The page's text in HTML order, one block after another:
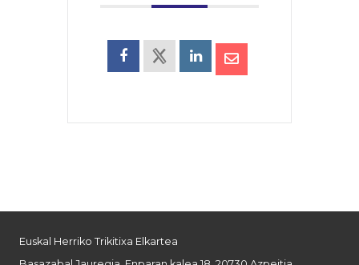
Euskal Herriko Trikitixa Elkartea